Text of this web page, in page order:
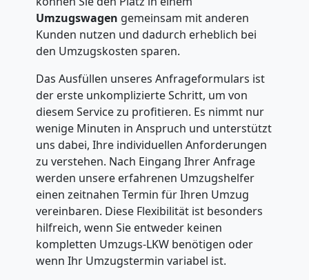
Umzugswagen gemeinsam mit anderen
Kunden nutzen und dadurch erheblich bei
den Umzugskosten sparen.
Das Ausfüllen unseres Anfrageformulars ist
der erste unkomplizierte Schritt, um von
diesem Service zu profitieren. Es nimmt nur
wenige Minuten in Anspruch und unterstützt
uns dabei, Ihre individuellen Anforderungen
zu verstehen. Nach Eingang Ihrer Anfrage
werden unsere erfahrenen Umzugshelfer
einen zeitnahen Termin für Ihren Umzug
vereinbaren. Diese Flexibilität ist besonders
hilfreich, wenn Sie entweder keinen
kompletten Umzugs-LKW benötigen oder
wenn Ihr Umzugstermin variabel ist.